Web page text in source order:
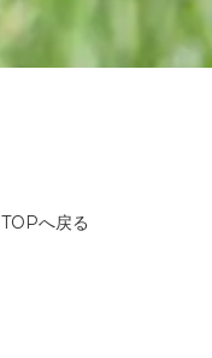
TOPへ戻る